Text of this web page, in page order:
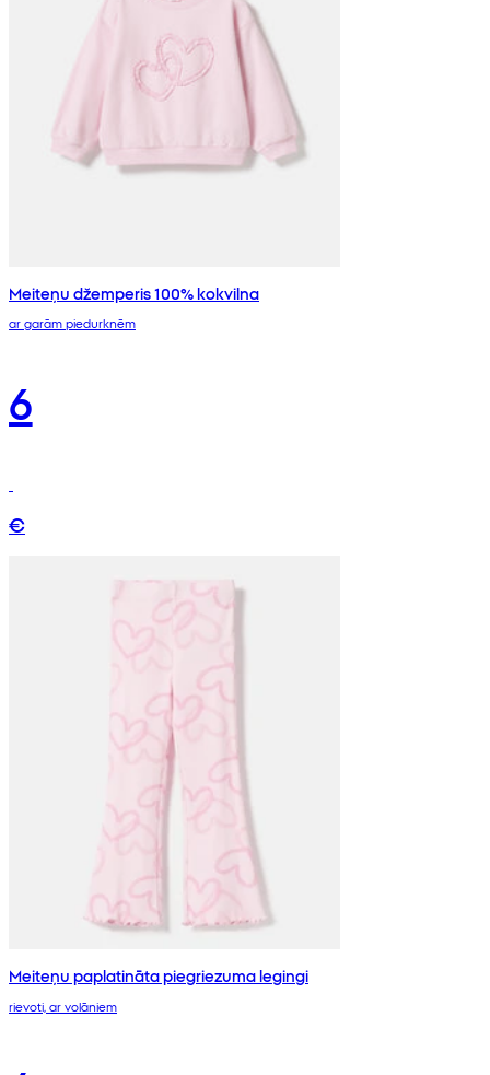
Meiteņu džemperis 100% kokvilna
ar garām piedurknēm
6
€
Meiteņu paplatināta piegriezuma legingi
rievoti, ar volāniem